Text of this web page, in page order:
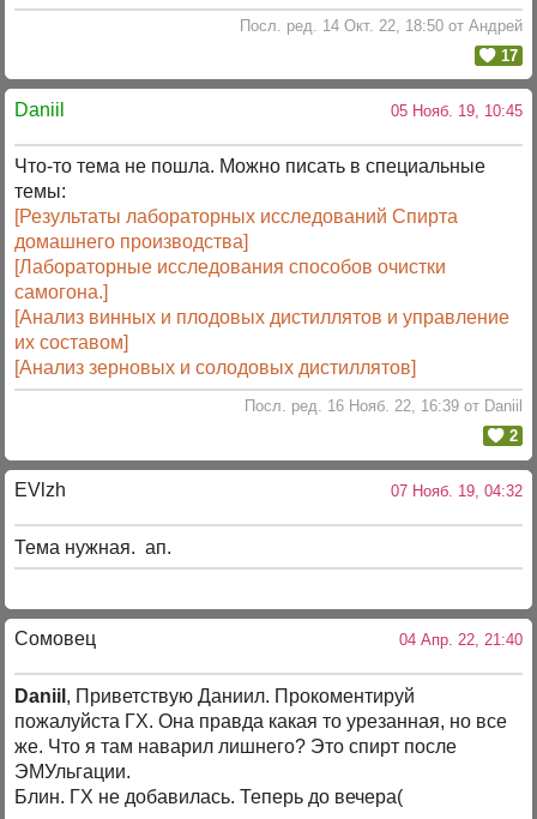
Посл. ред. 14 Окт. 22, 18:50 от Андрей
17
Daniil 05 Нояб. 19, 10:45
Что-то тема не пошла. Можно писать в специальные
темы:
[Результаты лабораторных исследований Спирта
домашнего производства]
[Лабораторные исследования способов очистки
самогона.]
[Анализ винных и плодовых дистиллятов и управление
их составом]
[Анализ зерновых и солодовых дистиллятов]
Посл. ред. 16 Нояб. 22, 16:39 от Daniil
2
EVlzh 07 Нояб. 19, 04:32
Тема нужная. ап.
Сомовец 04 Апр. 22, 21:40
Daniil , Приветствую Даниил. Прокоментируй
пожалуйста ГХ. Она правда какая то урезанная, но все
же. Что я там наварил лишнего? Это спирт после
ЭМУльгации.
Блин. ГХ не добавилась. Теперь до вечера(